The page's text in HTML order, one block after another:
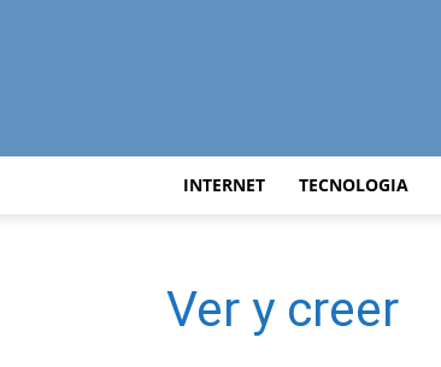
INTERNET TECNOLOGIA
Ver y creer